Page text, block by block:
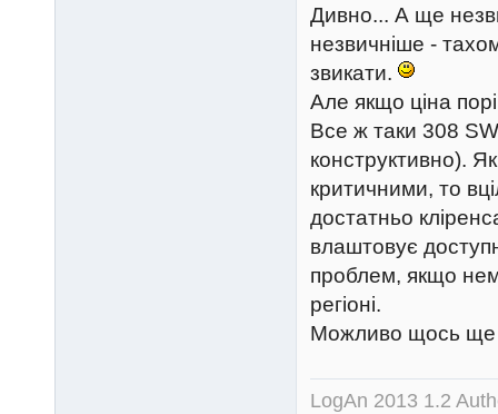
Дивно... А ще
незвичніше -
звикати.
Але якщо ціна
Все ж таки 308
конструктивно).
критичними, то
достатньо
влаштовує
проблем, якщо
регіоні.
Можливо щось ще
LogAn 2013 1.2